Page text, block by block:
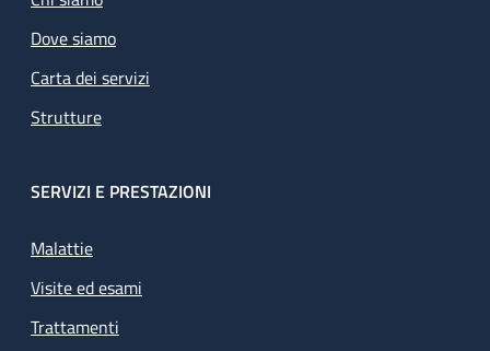
Dove siamo
Carta dei servizi
Strutture
SERVIZI E PRESTAZIONI
Malattie
Visite ed esami
Trattamenti